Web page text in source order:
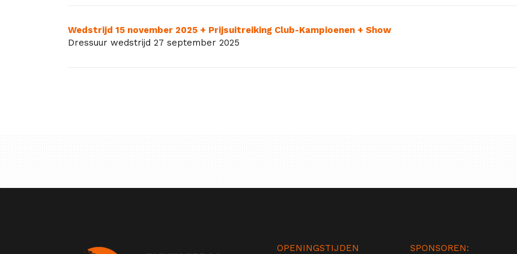
Wedstrijd 15 november 2025 + Prijsuitreiking Club-Kampioenen + Show
Dressuur wedstrijd 27 september 2025
OPENINGSTIJDEN
SPONSOREN: